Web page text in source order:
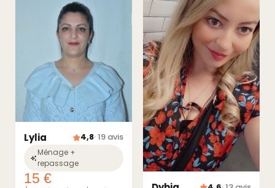
Lylia 4,8· 19 avis
Ménage +
repassage
15 €